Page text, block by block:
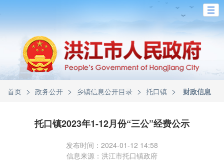
首页 > 政务公开 > 乡镇信息公开目录 > 托口镇 > 财政信息
托口镇2023年1-12月份“三公”经费公示
发布时间：2024-01-12 14:58
信息来源：洪江市托口镇政府